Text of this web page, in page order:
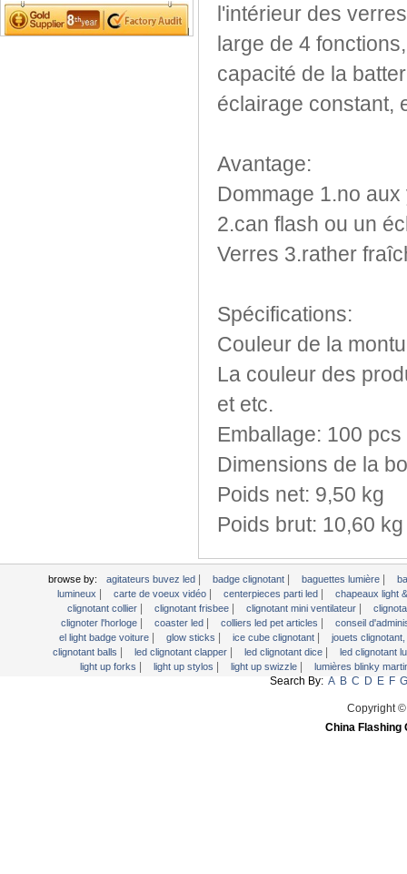
LED clignotant lunettes
LED clignotant tasse
l'intérieur des verres
large de 4 fonctions
capacité de la
éclairage constant,
Avantage:
Dommage 1.no aux
2.can flash ou un
Verres 3.rather
Spécifications:
Couleur de la
La couleur des
et etc.
Emballage: 100 pcs
Dimensions de la
Poids net: 9,50 kg
Poids brut: 10,60 kg
browse by: agitateurs buvez led badge clignotant baguettes lumière
lumineux
carte de voeux vidéo centerpieces parti led
chapeaux light
clignotant collier
clignotant frisbee clignotant mini ventilateur
clignoter l'horloge
coaster led colliers led pet articles
conseil
el light badge voiture
glow sticks ice cube clignotant
jouets
clignotant balls
led clignotant clapper led clignotant dice
led clignotant
light up forks
light up stylos light up swizzle lumières blinky
Search By: A B C D E F G
Copyright
China Flashing